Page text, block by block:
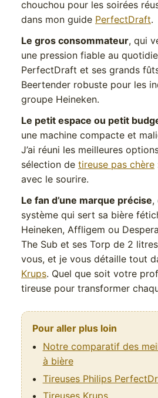
chouchou pour les soirées
dans mon guide PerfectDraft.
Le gros consommateur, qui
une pression fiable au
PerfectDraft et ses grands
Beertender robuste pour les
groupe Heineken.
Le petit espace ou petit
une machine compacte et
J’ai réuni les meilleures
sélection de tireuse pas chère
avec le sourire.
Le fan d’une marque précise,
système qui sert sa bière
Heineken, Affligem ou
The Sub et ses Torp de 2
vous, et je vous détaille tout
Krups. Quel que soit votre
tireuse pour transformer
Pour aller plus loin
Notre comparatif des
à bière
Tireuses Philips